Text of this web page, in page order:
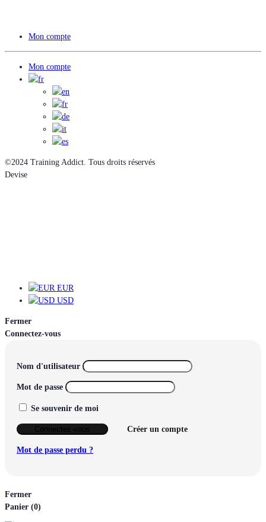
Mon compte
Mon compte
©2024 Training Addict. Tous droits réservés
Devise
EUR
USD
Fermer
Connectez-vous
Nom d'utilisateur
Mot de passe
Se souvenir de moi
Créer un compte
Mot de passe perdu ?
Fermer
Panier (0)